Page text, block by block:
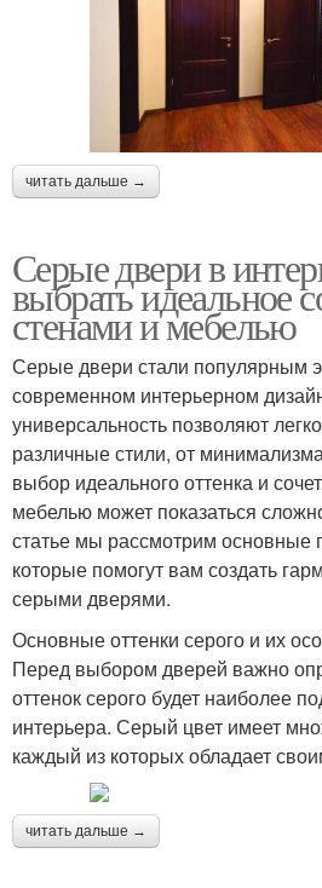
читать дальше →
Серые двери в
выбрать идеальное
стенами и мебелью
Серые двери стали популярным
современном интерьерном
универсальность позволяют
различные стили, от
выбор идеального оттенка и
мебелью может показаться
статье мы рассмотрим основные
которые помогут вам создать
серыми дверями.
Основные оттенки серого и их
Перед выбором дверей важно
оттенок серого будет наиболее
интерьера. Серый цвет имеет
каждый из которых обладает
читать дальше →